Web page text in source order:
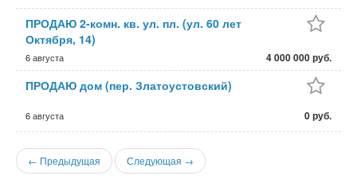
ПРОДАЮ 2-комн. кв. ул. пл. (ул. 60 лет
Октября, 14)
6 августа 4 000 000 руб.
ПРОДАЮ дом (пер. Златоустовский)
6 августа 0 руб.
← Предыдущая Следующая →